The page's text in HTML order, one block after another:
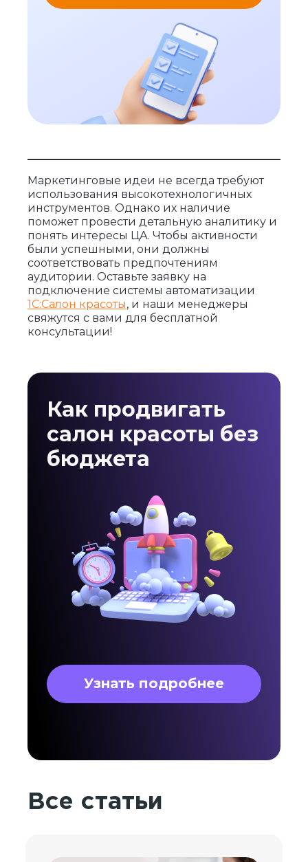
Маркетинговые идеи не всегда требуют
использования высокотехнологичных
инструментов. Однако их наличие
поможет провести детальную аналитику и
понять интересы ЦА. Чтобы активности
были успешными, они должны
соответствовать предпочтениям
аудитории. Оставьте заявку на
подключение системы автоматизации
1С:Салон красоты, и наши менеджеры
свяжутся с вами для бесплатной
консультации!
Как продвигать
салон красоты без
бюджета
Узнать подробнее
Все статьи